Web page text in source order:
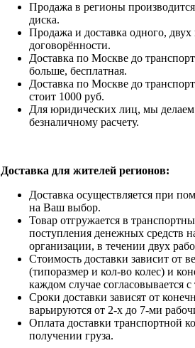
Продажа в регионы
диска.
Продажа и доставка одного, двух
договорённости.
Доставка по Москве до
больше, бесплатная.
Доставка по Москве до
стоит 1000 руб.
Для юридических лиц, мы делаем
безналичному расчету.
Доставка для жителей регионов:
Доставка осуществляется при
на Ваш выбор.
Товар отгружается в
поступления денежных средств
организации, в течении двух
Стоимость доставки зависит от
(типоразмер и кол-во колес) и
каждом случае согласовывается
Сроки доставки зависят от
варьируются от 2-х до 7-ми
Оплата доставки транспортной
получении груза.